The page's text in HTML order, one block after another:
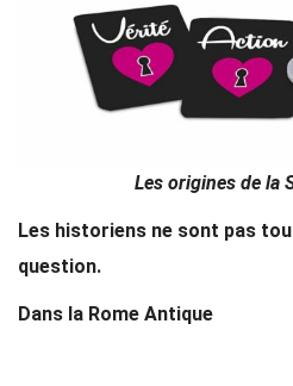
Les origines de la
Les historiens ne sont pas
question.
Dans la Rome Antique